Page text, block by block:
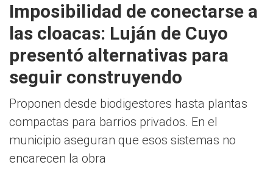
Imposibilidad de conectarse a
las cloacas: Luján de Cuyo
presentó alternativas para
seguir construyendo
Proponen desde biodigestores hasta plantas
compactas para barrios privados. En el
municipio aseguran que esos sistemas no
encarecen la obra